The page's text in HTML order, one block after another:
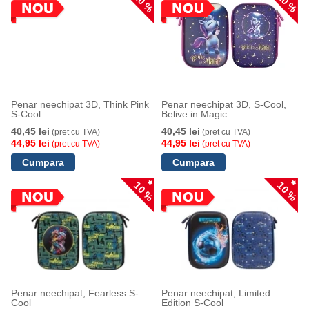
Penar neechipat 3D, Think Pink
S-Cool
40,45 lei (pret cu TVA)
44,95 lei(pret cu TVA)
Penar neechipat 3D, S-Cool,
Belive in Magic
40,45 lei (pret cu TVA)
44,95 lei(pret cu TVA)
10 %
Penar neechipat, Fearless S-
Cool
10 %
Penar neechipat, Limited
Edition S-Cool